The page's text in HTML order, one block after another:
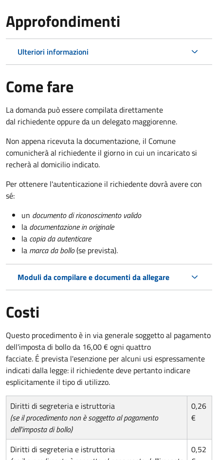
Approfondimenti
Ulteriori informazioni
Come fare
La domanda può essere compilata direttamente
dal richiedente oppure da un delegato maggiorenne.
Non appena ricevuta la documentazione, il Comune
comunicherà al richiedente il giorno in cui un incaricato si
recherà al domicilio indicato.
Per ottenere l'autenticazione il richiedente dovrà avere con
sé:
un documento di riconoscimento valido
la documentazione in originale
la copia da autenticare
la marca da bollo(se prevista).
Moduli da compilare e documenti da allegare
Costi
Questo procedimento è in via generale soggetto al pagamento
dell'imposta di bollo da 16,00 € ogni quattro
facciate. É prevista l'esenzione per alcuni usi espressamente
indicati dalla legge: il richiedente deve pertanto indicare
esplicitamente il tipo di utilizzo.
Diritti di segreteria e istruttoria
(se il procedimento non è soggetto al pagamento
dell'imposta di bollo)
0,26
€
Diritti di segreteria e istruttoria
0,52